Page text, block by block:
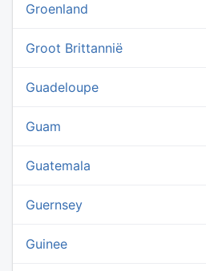
Groenland
Groot Brittannië
Guadeloupe
Guam
Guatemala
Guernsey
Guinee